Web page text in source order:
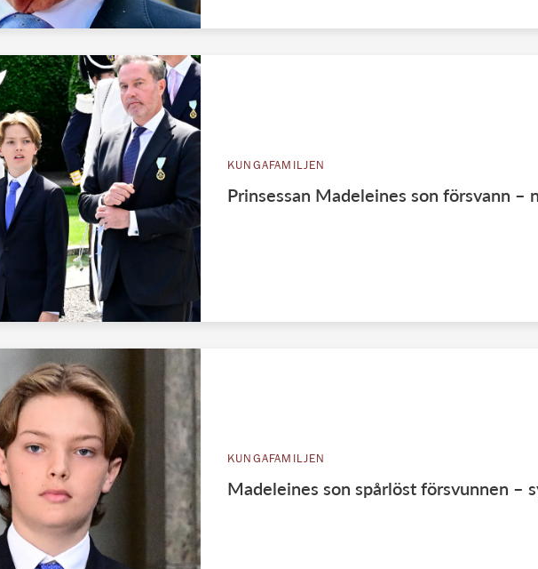
KUNGAFAMILJEN
Prinsessan Madeleines son försvann –
KUNGAFAMILJEN
Madeleines son spårlöst försvunnen –